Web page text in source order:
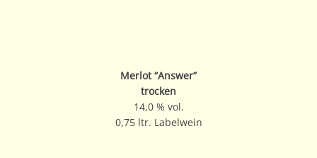
Merlot “Answer”
trocken
14,0 % vol.
0,75 ltr. Labelwein